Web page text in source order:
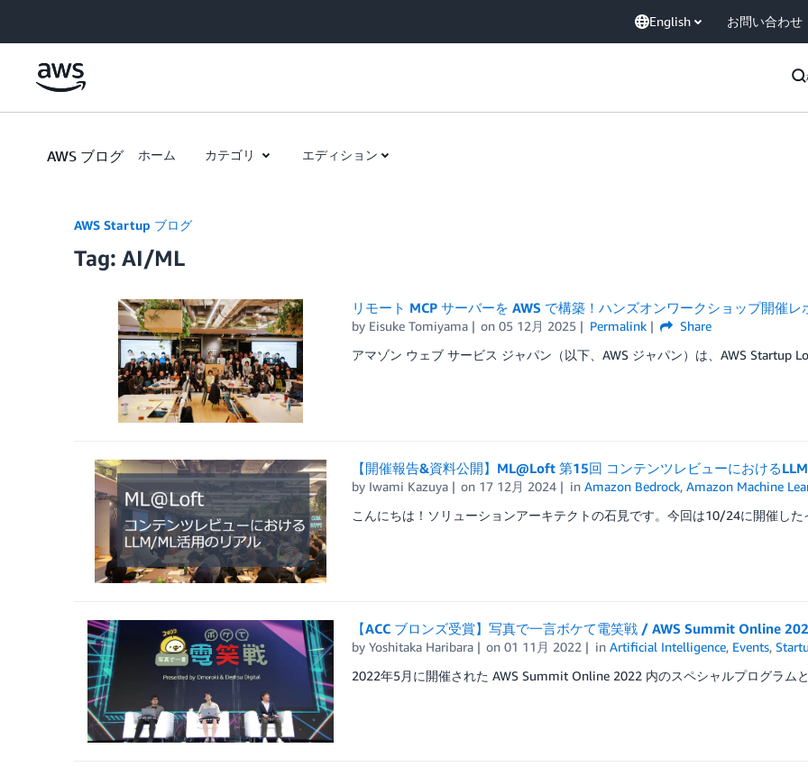
English お問い合わせ
AWS ブログ ホーム カテゴリ エディション
AWS Startup ブログ
Tag: AI/ML
リモート MCP サーバーを AWS で構築！ハンズオンワークショップ開催レ
by Eisuke Tomiyama on05 12月 2025 Permalink
Share
アマゾン ウェブ サービス ジャパン（以下、AWS ジャパン）は、AWS Startup
【開催報告&資料公開】ML@Loft 第15回 コンテンツレビューにおける
by Iwami Kazuya on 17 12月 2024 inAmazon Bedrock,Amazon Machine
こんにちは！ソリューションアーキテクトの石見です。今回は10/24に開催し
【ACC ブロンズ受賞】写真で一言ボケて電笑戦 / AWS Summit Online
by Yoshitaka Haribara on01 11月 2022 inArtificial Intelligence, Events,
2022年5月に開催された AWS Summit Online 2022 内のスペシャルプログラム